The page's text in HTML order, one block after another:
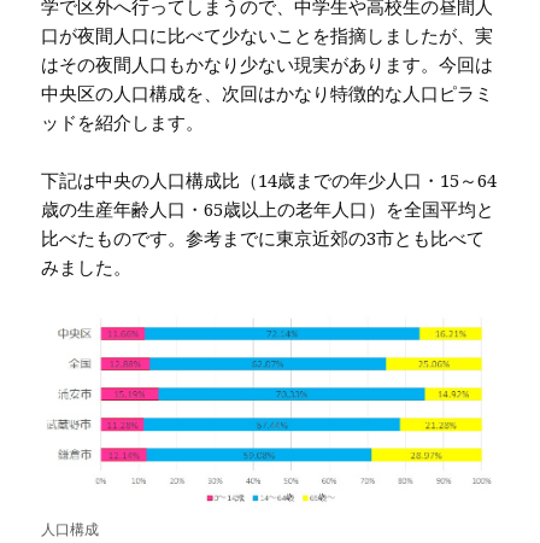
学で区外へ行ってしまうので、中学生や高校生の昼間人
口が夜間人口に比べて少ないことを指摘しましたが、実
はその夜間人口もかなり少ない現実があります。今回は
中央区の人口構成を、次回はかなり特徴的な人口ピラミ
ッドを紹介します。
下記は中央の人口構成比（14歳までの年少人口・15～64
歳の生産年齢人口・65歳以上の老年人口）を全国平均と
比べたものです。参考までに東京近郊の3市とも比べて
みました。
人口構成